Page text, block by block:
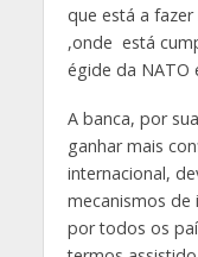
que está a
,onde está
égide da NATO
A banca, por
ganhar mais
internacional,
mecanismos de
por todos os